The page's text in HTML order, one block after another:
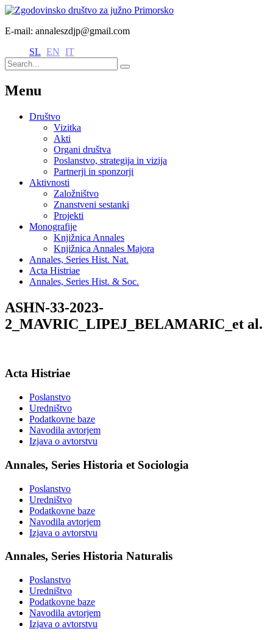
E-mail: annaleszdjp@gmail.com
SL EN IT
Menu
Društvo
Vizitka
Akti
Organi društva
Poslanstvo, strategija in vizija
Partnerji in sponzorji
Aktivnosti
Založništvo
Znanstveni sestanki
Projekti
Monografije
Knjižnica Annales
Knjižnica Annales Majora
Annales, Series Hist. Nat.
Acta Histriae
Annales, Series Hist. & Soc.
ASHN-33-2023-
2_MAVRIC_LIPEJ_BELAMARIC_et al.
Acta Histriae
Poslanstvo
Uredništvo
Podatkovne baze
Navodila avtorjem
Izjava o avtorstvu
Annales, Series Historia et Sociologia
Poslanstvo
Uredništvo
Podatkovne baze
Navodila avtorjem
Izjava o avtorstvu
Annales, Series Historia Naturalis
Poslanstvo
Uredništvo
Podatkovne baze
Navodila avtorjem
Izjava o avtorstvu